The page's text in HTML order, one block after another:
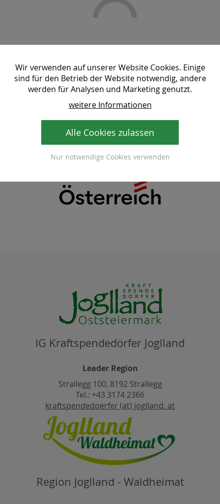
IG Kraftspendedörfer Joglland
Leader Region
Strallegg 100, 8192 Strallegg
Tel.: +43 3174 2366
kraftspendedoerfer (at) joglland. at
Region Joglland - Waldheimat
Wir verwenden auf unserer Website Cookies. Einige
sind für den Betrieb der Website notwendig, andere
werden für Analysen und Marketing genutzt.
weitere Informationen
Alle Cookies zulassen
Nur notwendige Cookies verwenden